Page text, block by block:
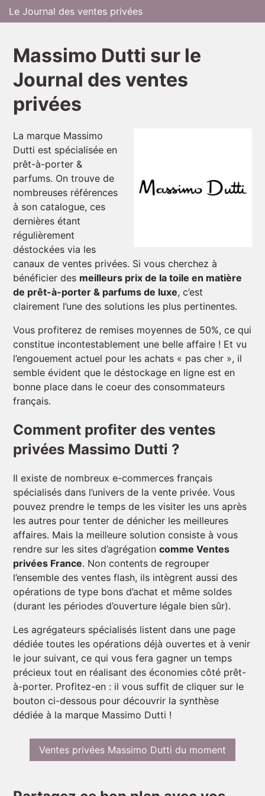
Le Journal des ventes privées
Massimo Dutti sur le
Journal des ventes
privées
La marque Massimo
Dutti est spécialisée en
prêt-à-porter &
parfums. On trouve de
nombreuses références
à son catalogue, ces
dernières étant
régulièrement
déstockées via les
canaux de ventes privées. Si vous cherchez à
bénéficier des meilleurs prix de la toile en matière
de prêt-à-porter & parfums de luxe, c’est
clairement l’une des solutions les plus pertinentes.
Vous profiterez de remises moyennes de 50%, ce qui
constitue incontestablement une belle affaire ! Et vu
l’engouement actuel pour les achats « pas cher », il
semble évident que le déstockage en ligne est en
bonne place dans le coeur des consommateurs
français.
Comment profiter des ventes
privées Massimo Dutti ?
Il existe de nombreux e-commerces français
spécialisés dans l’univers de la vente privée. Vous
pouvez prendre le temps de les visiter les uns après
les autres pour tenter de dénicher les meilleures
affaires. Mais la meilleure solution consiste à vous
rendre sur les sites d’agrégationcomme Ventes
privées France. Non contents de regrouper
l’ensemble des ventes flash, ils intègrent aussi des
opérations de type bons d’achat et même soldes
(durant les périodes d’ouverture légale bien sûr).
Les agrégateurs spécialisés listent dans une page
dédiée toutes les opérations déjà ouvertes et à venir
le jour suivant, ce qui vous fera gagner un temps
précieux tout en réalisant des économies côté prêt-
à-porter. Profitez-en : il vous suffit de cliquer sur le
bouton ci-dessous pour découvrir la synthèse
dédiée à la marque Massimo Dutti !
Ventes privées Massimo Dutti du moment